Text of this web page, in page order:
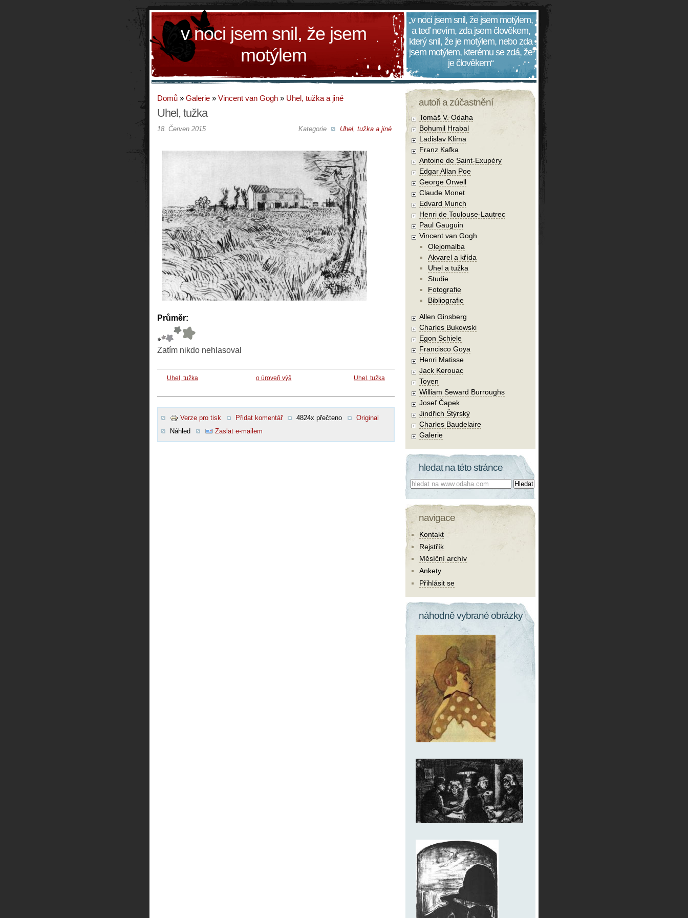
v noci jsem snil, že jsem
motýlem
„v noci jsem snil, že jsem motýlem,
a teď nevím, zda jsem člověkem,
který snil, že je motýlem, nebo zda
jsem motýlem, kterému se zdá, že
je člověkem“
Domů » Galerie » Vincent van Gogh » Uhel, tužka a jiné
Uhel, tužka
Kategorie Uhel, tužka a jiné
18. Červen 2015
Průměr:
Zatím nikdo nehlasoval
Uhel, tužka o úroveň výš Uhel, tužka
Verze pro tisk Přidat komentář 4824x přečteno
Original
Náhled
Zaslat e-mailem
autoři a zúčastnění
Tomáš V. Odaha
Bohumil Hrabal
Ladislav Klíma
Franz Kafka
Antoine de Saint-Exupéry
Edgar Allan Poe
George Orwell
Claude Monet
Edvard Munch
Henri de Toulouse-Lautrec
Paul Gauguin
Vincent van Gogh
Olejomalba
Akvarel a křída
Uhel a tužka
Studie
Fotografie
Bibliografie
Allen Ginsberg
Charles Bukowski
Egon Schiele
Francisco Goya
Henri Matisse
Jack Kerouac
Toyen
William Seward Burroughs
Josef Čapek
Jindřich Štýrský
Charles Baudelaire
Galerie
hledat na této stránce
Co hledat:
navigace
Kontakt
Rejstřík
Měsíční archív
Ankety
Přihlásit se
náhodně vybrané obrázky